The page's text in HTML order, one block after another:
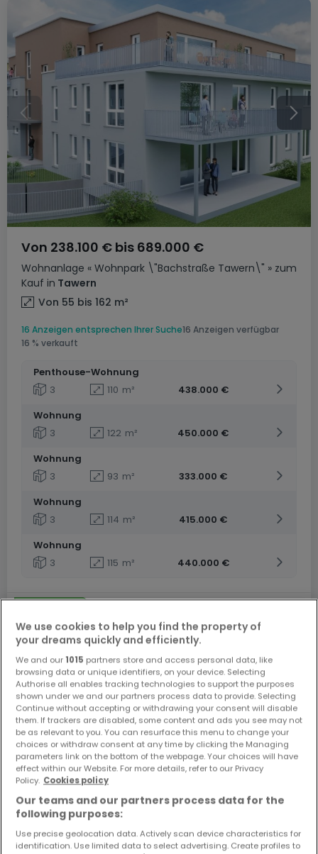
Wohnanlage « Wohnpark \"Bachstraße Tawern\" » zum
Kauf in Tawern
Von 238.100 € bis 689.000 €
Von 55 bis 162 m²
16 Anzeigen entsprechen Ihrer Suche16 Anzeigen verfügbar
16 % verkauft
Penthouse-Wohnung
3
110 m²
438.000 €
Wohnung
3
122 m²
450.000 €
Wohnung
3
93 m²
333.000 €
Wohnung
3
114 m²
415.000 €
Wohnung
3
115 m² 440.000 €
We use cookies to help you find the property of
your dreams quickly and efficiently.
We and our 1015 partners store and access personal data, like
browsing data or unique identifiers, on your device. Selecting
Authorise all enables tracking technologies to support the purposes
shown under we and our partners process data to provide. Selecting
Continue without accepting or withdrawing your consent will disable
them. If trackers are disabled, some content and ads you see may not
be as relevant to you. You can resurface this menu to change your
choices or withdraw consent at any time by clicking the Managing
parameters link on the bottom of the webpage. Your choices will have
effect within our Website. For more details, refer to our Privacy
Policy. Cookies policy
Our teams and our partners process data for the
following purposes:
Use precise geolocation data. Actively scan device characteristics for
identification. Use limited data to select advertising. Create profiles to